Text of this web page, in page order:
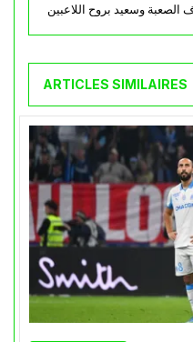
ARTICLES SIMILAIRES